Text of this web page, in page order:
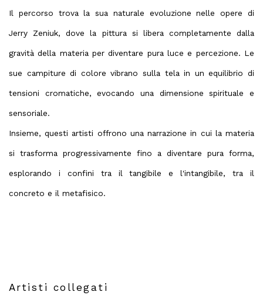
Il percorso trova la sua naturale evoluzione nelle opere di
Jerry Zeniuk, dove la pittura si libera completamente dalla
gravità della materia per diventare pura luce e percezione. Le
sue campiture di colore vibrano sulla tela in un equilibrio di
tensioni cromatiche, evocando una dimensione spirituale e
sensoriale.
Insieme, questi artisti offrono una narrazione in cui la materia
si trasforma progressivamente fino a diventare pura forma,
esplorando i confini tra il tangibile e l'intangibile, tra il
concreto e il metafisico.
Artisti collegati